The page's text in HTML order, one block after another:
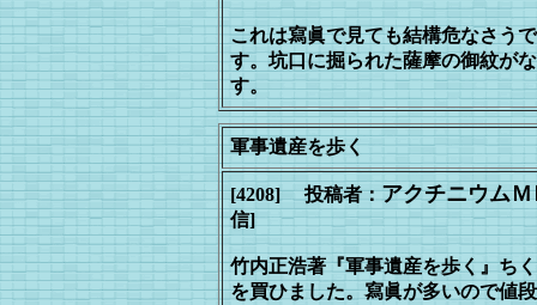
これは寫眞で見ても結構危なさう
す。坑口に掘られた薩摩の御紋が
す。
軍事遺産を歩く
[4208] 投稿者：アクチニウムＭ
信]
竹内正浩著『軍事遺産を歩く』ち
を買ひました。寫眞が多いので値